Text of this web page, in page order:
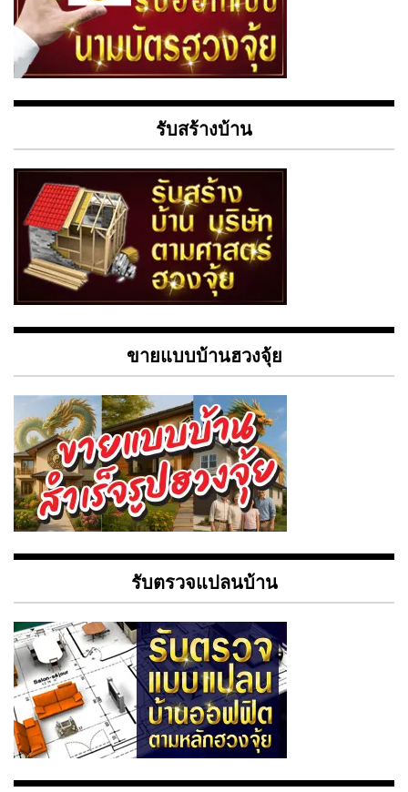
รับสร้างบ้าน
ขายแบบบ้านฮวงจุ้ย
รับตรวจแปลนบ้าน